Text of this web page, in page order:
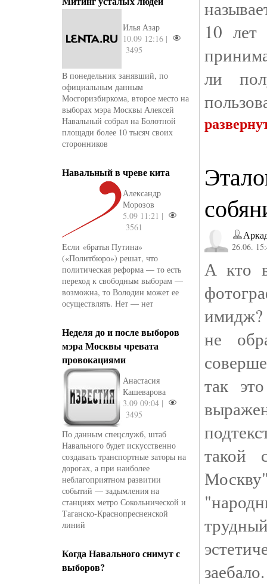
Илья Азар
10.09 12:16 |
3495
В понедельник занявший, по
официальным данным
Мосгоризбиркома, второе место на
выборах мэра Москвы Алексей
Навальный собрал на Болотной
площади более 10 тысяч своих
сторонников
Навальный в чреве кита
Александр
Морозов
5.09 11:21 |
3561
Если «братья Путина»
(«Политбюро») решат, что
политическая реформа — то есть
переход к свободным выборам —
возможна, то Володин может ее
осуществлять. Нет — нет
Неделя до и после выборов
мэра Москвы чревата
провокациями
Анастасия
Кашеварова
3.09 09:04 |
3495
По данным спецслужб, штаб
Навального будет искусственно
создавать транспортные заторы на
дорогах, а при наиболее
неблагоприятном развитии
событий — задымления на
станциях метро Сокольнической и
Таганско-Краснопресненской
линий
Когда Навального снимут с
выборов?
10 лет
ли
26.06.
А кто
имидж?
не
так
такой